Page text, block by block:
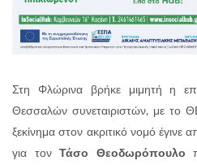
Στη Φλώρινα βρήκε μιμητή η
Θεσσαλών συνεταιριστών, με το
ξεκίνημα στον ακριτικό νομό έγινε
για τονΤάσο Θεοδωρόπουλο